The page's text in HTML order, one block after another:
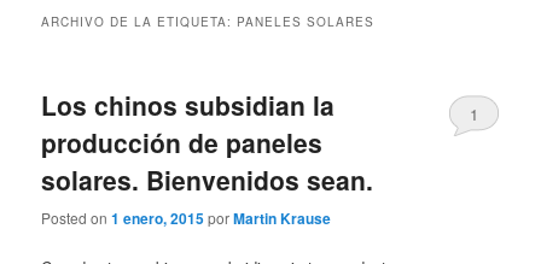
ARCHIVO DE LA ETIQUETA: PANELES SOLARES
Los chinos subsidian la
producción de paneles
solares. Bienvenidos sean.
Posted on1 enero, 2015porMartin Krause
1